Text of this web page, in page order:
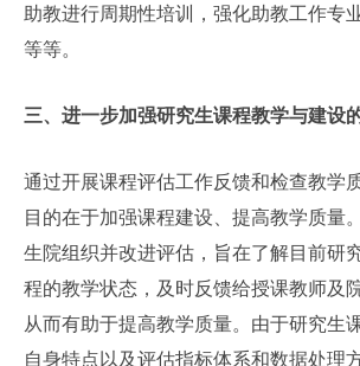
助教进行周期性培训，强化助教工作专
等等。
三、进一步加强研究生课程教学与建设
通过开展课程评估工作反馈和检查教学
目的在于加强课程建设、提高教学质量
生院组织并改进评估，旨在了解目前研
程的教学状态，及时反馈给授课教师及
从而有助于提高教学质量。由于研究生
自身特点以及评估指标体系和数据处理